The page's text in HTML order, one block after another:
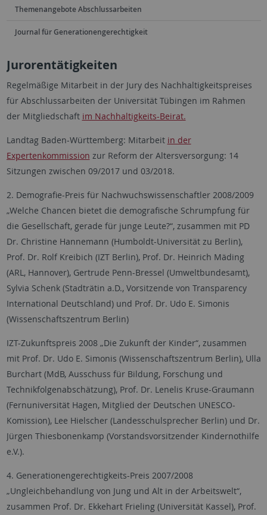
Themenangebote Abschlussarbeiten
Journal für Generationengerechtigkeit
Jurorentätigkeiten
Regelmäßige Mitarbeit in der Jury des Nachhaltigkeitspreises
für Abschlussarbeiten der Universität Tübingen im Rahmen
der Mitgliedschaft im Nachhaltigkeits-Beirat.
Landtag Baden-Württemberg: Mitarbeit in der
Expertenkommission zur Reform der Altersversorgung: 14
Sitzun­gen zwischen 09/2017 und 03/2018.
2. Demografie-Preis für Nachwuchswissenschaftler 2008/2009
„Welche Chancen bietet die demografische Schrumpfung für
die Gesellschaft, gerade für junge Leute?“, zusammen mit PD
Dr. Christine Hannemann (Humboldt-Universität zu Berlin),
Prof. Dr. Rolf Kreibich (IZT Berlin), Prof. Dr. Heinrich Mäding
(ARL, Hannover), Gertrude Penn-Bressel (Umweltbundesamt),
Sylvia Schenk (Stadträtin a.D., Vorsitzende von Transparency
International Deutschland) und Prof. Dr. Udo E. Simonis
(Wissenschaftszentrum Berlin)
IZT-Zukunftspreis 2008 „Die Zukunft der Kinder“, zusammen
mit Prof. Dr. Udo E. Simonis (Wissenschaftszentrum Berlin), Ulla
Burchart (MdB, Ausschuss für Bildung, Forschung und
Technikfolgenabschätzung), Prof. Dr. Lenelis Kruse-Graumann
(Fernuniversität Hagen, Mitglied der Deutschen UNESCO-
Komission), Lee Hielscher (Landesschulsprecher Berlin) und Dr.
Jürgen Thiesbonenkamp (Vorstandsvorsitzender Kindernothilfe
e.V.).
4. Generationengerechtigkeits-Preis 2007/2008
„Ungleichbehandlung von Jung und Alt in der Arbeitswelt“,
zusammen Prof. Dr. Ekkehart Frieling (Universität Kassel), Prof.